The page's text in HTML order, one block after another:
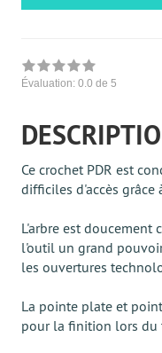
Évaluation: 0.0 de 5
Ce crochet PDR est
difficiles d'accès
L'arbre est doucement
l'outil un grand
les ouvertures
La pointe plate et
pour la finition lors du